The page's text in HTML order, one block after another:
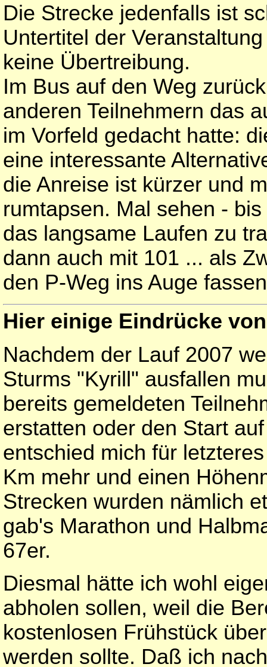
Die Strecke jedenfalls ist
Untertitel der
keine Übertreibung.
Im Bus auf den Weg
anderen Teilnehmern das
im Vorfeld gedacht hatte:
eine interessante
die Anreise ist kürzer und
rumtapsen. Mal sehen -
das langsame Laufen zu
dann auch mit 101 ... als
den P-Weg ins Auge
Hier einige Eindrücke
Nachdem der Lauf 2007
Sturms "Kyrill" ausfallen
bereits gemeldeten
erstatten oder den Start
entschied mich für
Km mehr und einen
Strecken wurden nämlich
gab's Marathon und
67er.
Diesmal hätte ich wohl
abholen sollen, weil die
kostenlosen Frühstück
werden sollte. Daß ich